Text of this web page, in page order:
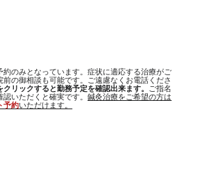
のみとなっています。症状に適応する治療がご
前の御相談も可能です。ご遠慮なくお電話くださ
クリックすると勤務予定を確認出来ます。
ご指名
認いただくと確実です。鍼灸治療をご希望の方は
いただけます。